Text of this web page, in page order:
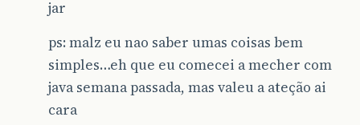
jar
ps: malz eu nao saber umas coisas bem
simples…eh que eu comecei a mecher com
java semana passada, mas valeu a ateção ai
cara